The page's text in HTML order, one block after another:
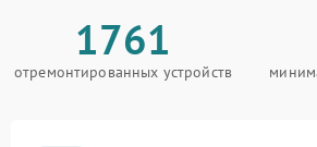
1761
отремонтированных устройств